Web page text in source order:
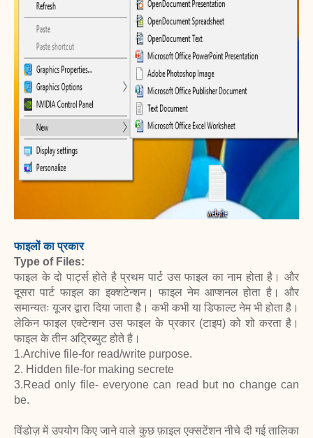
फाइलों का प्रकार
Type of Files:
फाइल के दो पार्ट्स होते है प्रथम पार्ट उस फाइल का नाम होता है। और
दूसरा पार्ट फाइल का इक्शटेन्शन। फाइल नेम आप्शनल होता है। और
समान्यतः यूजर द्वारा दिया जाता है। कभी कभी या डिफाल्ट नेम भी होता है।
लेकिन फाइल एक्टेन्शन उस फाइल के प्रकार (टाइप) को शो करता है।
फाइल के तीन अट्रिब्युट होते है।
1.Archive file-for read/write purpose.
2. Hidden file-for making secrete
3.Read only file- everyone can read but no change can
be.
विंडोज़ में उपयोग किए जाने वाले कुछ फ़ाइल एक्सटेंशन नीचे दी गई तालिका